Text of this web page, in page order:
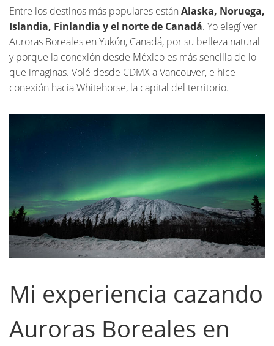
Entre los destinos más populares están Alaska, Noruega,
Islandia, Finlandia y el norte de Canadá. Yo elegí ver
Auroras Boreales en Yukón, Canadá, por su belleza natural
y porque la conexión desde México es más sencilla de lo
que imaginas. Volé desde CDMX a Vancouver, e hice
conexión hacia Whitehorse, la capital del territorio.
Mi experiencia cazando
Auroras Boreales en